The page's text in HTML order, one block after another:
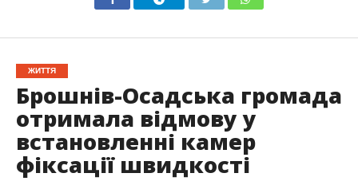
ЖИТТЯ
Брошнів-Осадська громада
отримала відмову у
встановленні камер
фіксації швидкості